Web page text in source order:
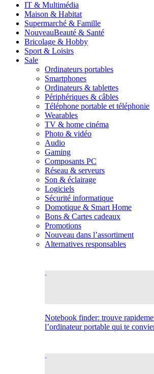
IT & Multimédia
Maison & Habitat
Supermarché & Famille
NouveauBeauté & Santé
Bricolage & Hobby
Sport & Loisirs
Sale
Ordinateurs portables
Smartphones
Ordinateurs & tablettes
Périphériques & câbles
Téléphone portable et téléphonie
Wearables
TV & home cinéma
Photo & vidéo
Audio
Gaming
Composants PC
Réseau & serveurs
Son & éclairage
Logiciels
Sécurité informatique
Domotique & Smart Home
Bons & Cartes cadeaux
Promotions
Nouveau dans l’assortiment
Alternatives responsables
Notebook finder: trouve
l’ordinateur portable qui te